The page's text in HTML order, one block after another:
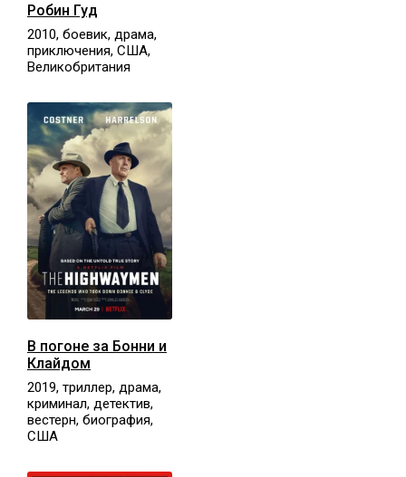
Робин Гуд
2010, боевик, драма,
приключения, США,
Великобритания
В погоне за Бонни и
Клайдом
2019, триллер, драма,
криминал, детектив,
вестерн, биография,
США